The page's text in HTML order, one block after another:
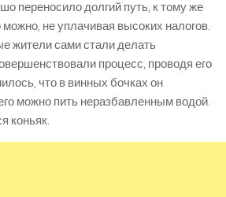
переносило долгий путь, к тому же
не уплачивая высоких налогов.
жители сами стали делать
процесс, проводя его
что в винных бочках он
можно пить неразбавленным водой.
коньяк.